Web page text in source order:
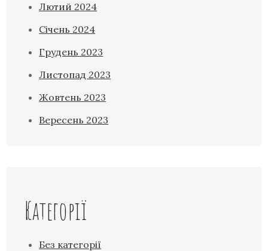
Лютий 2024
Січень 2024
Грудень 2023
Листопад 2023
Жовтень 2023
Вересень 2023
Категорії
Без категорії